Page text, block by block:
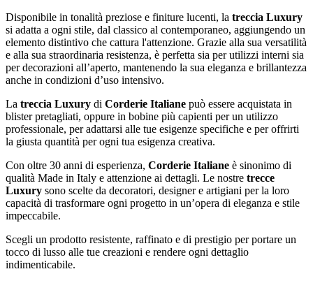
Disponibile in tonalità preziose e finiture lucenti, la treccia Luxury
si adatta a ogni stile, dal classico al contemporaneo, aggiungendo un
elemento distintivo che cattura l'attenzione. Grazie alla sua versatilità
e alla sua straordinaria resistenza, è perfetta sia per utilizzi interni sia
per decorazioni all’aperto, mantenendo la sua eleganza e brillantezza
anche in condizioni d’uso intensivo.
La treccia Luxury di Corderie Italiane può essere acquistata in
blister pretagliati, oppure in bobine più capienti per un utilizzo
professionale, per adattarsi alle tue esigenze specifiche e per offrirti
la giusta quantità per ogni tua esigenza creativa.
Con oltre 30 anni di esperienza, Corderie Italiane è sinonimo di
qualità Made in Italy e attenzione ai dettagli. Le nostre trecce
Luxury sono scelte da decoratori, designer e artigiani per la loro
capacità di trasformare ogni progetto in un’opera di eleganza e stile
impeccabile.
Scegli un prodotto resistente, raffinato e di prestigio per portare un
tocco di lusso alle tue creazioni e rendere ogni dettaglio
indimenticabile.